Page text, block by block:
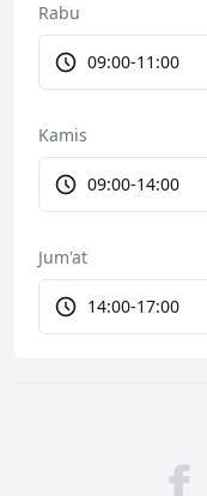
Rabu
09:00-11:00
Kamis
09:00-14:00
Jum'at
14:00-17:00